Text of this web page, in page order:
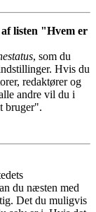
listen "Hvem er
, som du
Hvis du
redaktører og
andre vil du i
bruger".
du næsten med
Det du muligvis